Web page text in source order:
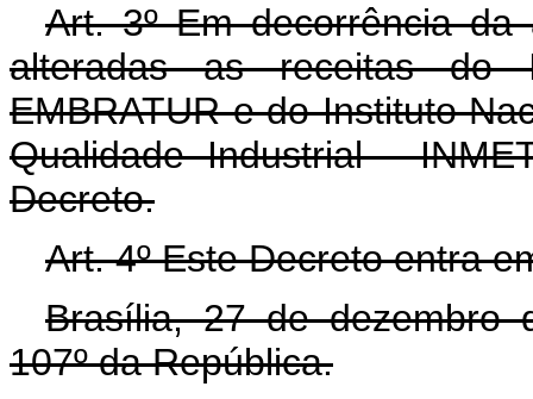
Art. 3º Em decorrência
alteradas as receitas do
EMBRATUR e do Instituto
Qualidade Industrial -
Decreto.
Art. 4º Este Decreto entra
Brasília, 27 de dezembro
107º da República.